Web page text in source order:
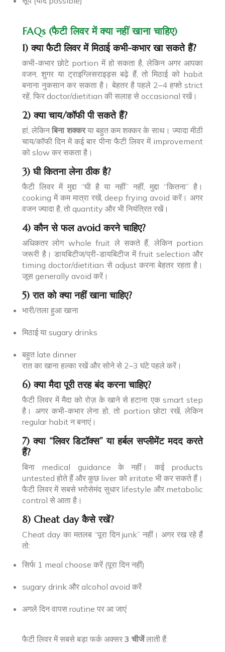
FAQs (फैटी लिवर में क्या नहीं खाना चाहिए)
1) क्या फैटी लिवर में मिठाई कभी-कभार खा सकते हैं?
कभी-कभार छोटे portion में हो सकता है, लेकिन अगर आपका
वजन, शुगर या ट्राइग्लिसराइड्स बढ़े हैं, तो मिठाई को habit
बनाना नुकसान कर सकता है। बेहतर है पहले 2–4 हफ्ते strict
रहें, फिर doctor/dietitian की सलाह से occasional रखें।
2) क्या चाय/कॉफी पी सकते हैं?
हां, लेकिनबिना शक्करया बहुत कम शक्कर के साथ। ज्यादा मीठी
चाय/कॉफी दिन में कई बार पीना फैटी लिवर में improvement
को slow कर सकता है।
3) घी कितना लेना ठीक है?
फैटी लिवर में मुद्दा “घी है या नहीं” नहीं, मुद्दा “कितना” है।
cooking में कम मात्रा रखें, deep frying avoid करें। अगर
वजन ज्यादा है, तो quantity और भी नियंत्रित रखें।
4) कौन से फल avoid करने चाहिए?
अधिकतर लोग whole fruit ले सकते हैं, लेकिन portion
जरूरी है। डायबिटीज/प्री-डायबिटीज में fruit selection और
timing doctor/dietitian से adjust करना बेहतर रहता है।
जूस generally avoid करें।
5) रात को क्या नहीं खाना चाहिए?
भारी/तला हुआ खाना
मिठाई या sugary drinks
बहुत late dinner
रात का खाना हल्का रखें और सोने से 2–3 घंटे पहले करें।
6) क्या मैदा पूरी तरह बंद करना चाहिए?
फैटी लिवर में मैदा को रोज़ के खाने से हटाना एक smart step
है। अगर कभी-कभार लेना हो, तो portion छोटा रखें, लेकिन
regular habit न बनाएं।
7) क्या “लिवर डिटॉक्स” या हर्बल सप्लीमेंट मदद करते
हैं?
बिना medical guidance के नहीं। कई products
untested होते हैं और कुछ liver को irritate भी कर सकते हैं।
फैटी लिवर में सबसे भरोसेमंद सुधार lifestyle और metabolic
control से आता है।
8) Cheat day कैसे रखें?
Cheat day का मतलब “पूरा दिन junk” नहीं। अगर रख रहे हैं
तो:
सिर्फ 1 meal choose करें (पूरा दिन नहीं)
sugary drink और alcohol avoid करें
अगले दिन वापस routine पर आ जाएं
फैटी लिवर में सबसे बड़ा फर्क अक्सर 3 चीजेंलाती हैं: